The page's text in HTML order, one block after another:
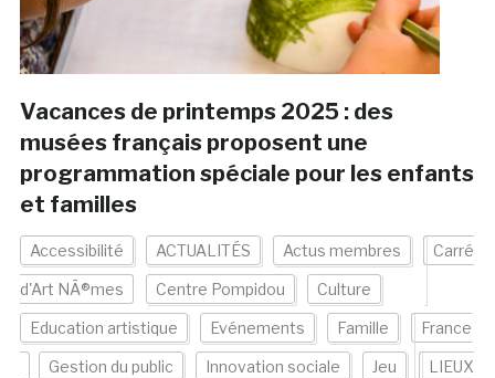
Vacances de printemps 2025 : des
musées français proposent une
programmation spéciale pour les enfants
et familles
Accessibilité ACTUALITÉS Actus membres Carré
d'Art NÃ®mes Centre Pompidou Culture
Education artistique Evénements Famille France
Gestion du public Innovation sociale Jeu LIEUX